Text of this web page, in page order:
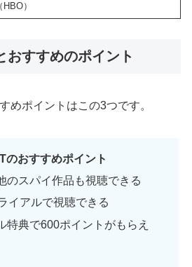
）
おすすめのポイント
めポイントはこの3つです。
のおすすめポイント
のスパイ作品も視聴できる
イアルで視聴できる
特典で600ポイントがもらえ